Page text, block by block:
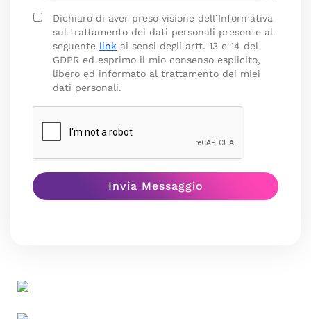
Dichiaro di aver preso visione dell’Informativa
sul trattamento dei dati personali presente al
seguente link ai sensi degli artt. 13 e 14 del
GDPR ed esprimo il mio consenso esplicito,
libero ed informato al trattamento dei miei
dati personali.